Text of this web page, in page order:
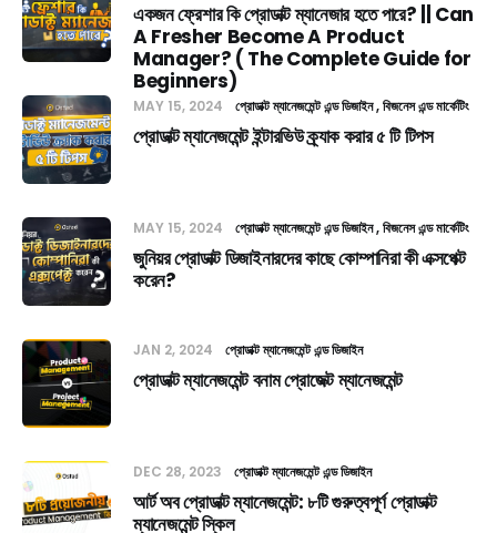
একজন ফ্রেশার কি প্রোডাক্ট ম্যানেজার হতে পারে? || Can
A Fresher Become A Product
Manager? ( The Complete Guide for
Beginners)
MAY 15, 2024 প্রোডাক্ট ম্যানেজমেন্ট এন্ড ডিজাইন বিজনেস এন্ড মার্কেটিং
প্রোডাক্ট ম্যানেজমেন্ট ইন্টারভিউ ক্র্যাক করার ৫ টি টিপস
MAY 15, 2024 প্রোডাক্ট ম্যানেজমেন্ট এন্ড ডিজাইন বিজনেস এন্ড মার্কেটিং
জুনিয়র প্রোডাক্ট ডিজাইনারদের কাছে কোম্পানিরা কী এক্সপেক্ট
করেন?
JAN 2, 2024 প্রোডাক্ট ম্যানেজমেন্ট এন্ড ডিজাইন
প্রোডাক্ট ম্যানেজমেন্ট বনাম প্রোজেক্ট ম্যানেজমেন্ট
DEC 28, 2023 প্রোডাক্ট ম্যানেজমেন্ট এন্ড ডিজাইন
আর্ট অব প্রোডাক্ট ম্যানেজমেন্ট: ৮টি গুরুত্বপূর্ণ প্রোডাক্ট
ম্যানেজমেন্ট স্কিল